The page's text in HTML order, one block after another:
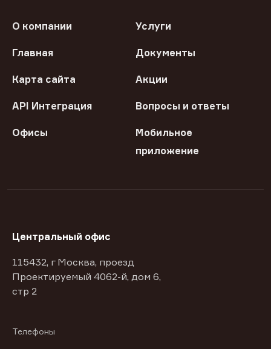
О компании Услуги
Главная Документы
Карта сайта Акции
API Интеграция Вопросы и ответы
Офисы
Мобильное
приложение
Центральный офис
115432, г Москва, проезд
Проектируемый 4062-й, дом 6,
стр 2
Телефоны